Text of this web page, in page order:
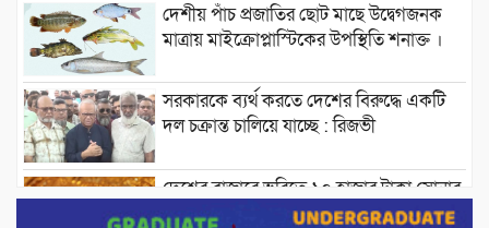
দেশীয় পাঁচ প্রজাতির ছোট মাছে উদ্বেগজনক
মাত্রায় মাইক্রোপ্লাস্টিকের উপস্থিতি শনাক্ত ।
সরকারকে ব্যর্থ করতে দেশের বিরুদ্ধে একটি
দল চক্রান্ত চালিয়ে যাচ্ছে : রিজভী
দেশের বাজারে ভরিতে ১০ হাজার টাকা সোনার
দাম বাড়ানোর ঘোষণা।